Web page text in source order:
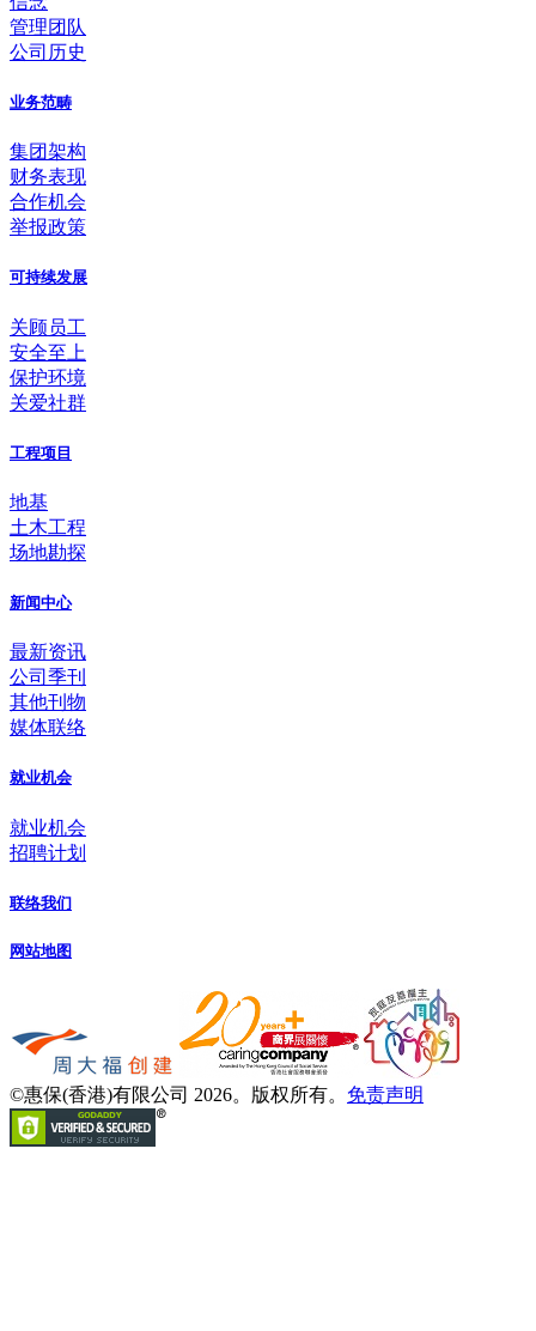
管理团队
公司历史
业务范畴
集团架构
财务表现
合作机会
举报政策
可持续发展
关顾员工
安全至上
保护环境
关爱社群
工程项目
地基
土木工程
场地勘探
新闻中心
最新资讯
公司季刊
其他刊物
媒体联络
就业机会
就业机会
招聘计划
联络我们
网站地图
©惠保(香港)有限公司 2026。版权所有。 免责声明